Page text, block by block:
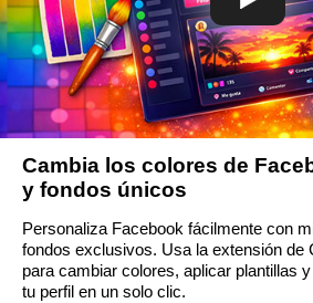
Cambia los colores de
y fondos únicos
Personaliza Facebook fácilmente con
fondos exclusivos. Usa la extensión de
para cambiar colores, aplicar plantillas
tu perfil en un solo clic.